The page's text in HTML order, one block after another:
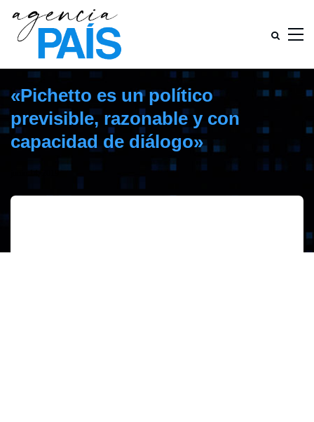
«Pichetto es un político
previsible, razonable y con
capacidad de diálogo»